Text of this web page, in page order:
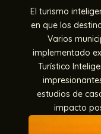
El turismo
en que los
Varios
implementado
Turístico
estudios de
impacto